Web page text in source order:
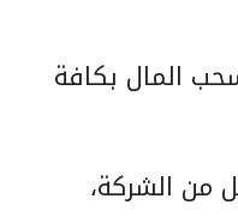
المال بكافة
من الشركة،